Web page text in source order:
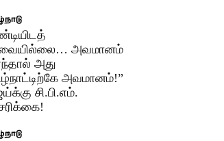
அவமானம்
அது
அவமானம்!”
சி.பி.எம்.